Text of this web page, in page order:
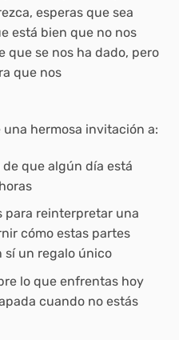
esperas que sea
está bien que no nos
que se nos ha dado, pero
que nos
hermosa invitación a:
que algún día está
para reinterpretar una
cómo estas partes
sí un regalo único
lo que enfrentas hoy
cuando no estás